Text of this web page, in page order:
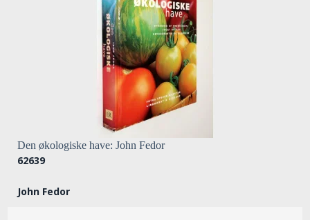
Den økologiske have: John Fedor
62639
John Fedor